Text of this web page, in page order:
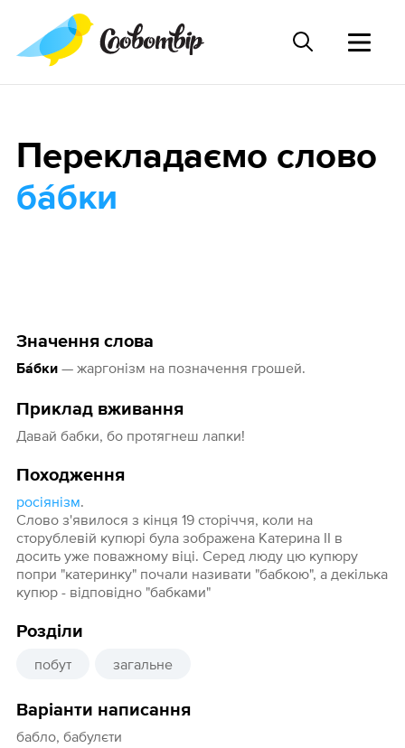
Значення слова
Ба́бки— жаргонізм на позначення грошей.
Приклад вживання
Давай бабки, бо протягнеш лапки!
Походження
росіянізм.
Слово з'явилося з кінця 19 сторіччя, коли на
сторублевій купюрі була зображена Катерина ІІ в
досить уже поважному віці. Серед люду цю купюру
попри "катеринку" почали називати "бабкою", а декілька
купюр - відповідно "бабками"
Розділи
побут загальне
Варіанти написання
бабло, бабулєти
Перекладаємо слово
ба́бки